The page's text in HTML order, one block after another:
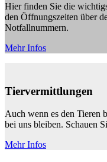
Hier finden Sie die
den Öffnungszeiten über
Notfallnummern.
Mehr Infos
Tiervermittlungen
Auch wenn es den Tieren
bei uns bleiben. Schauen
Mehr Infos